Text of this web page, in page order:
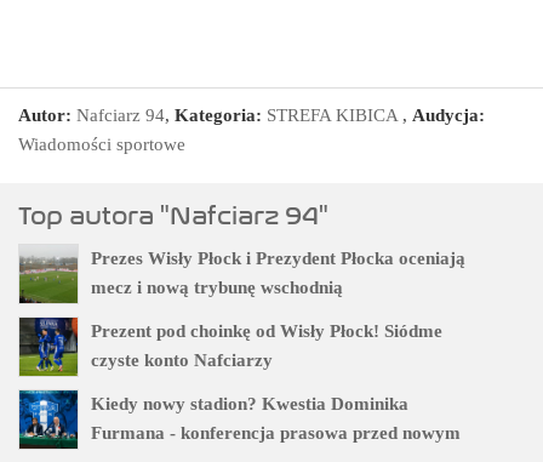
Autor: Nafciarz 94, Kategoria: STREFA KIBICA , Audycja:
Wiadomości sportowe
Top autora "Nafciarz 94"
Prezes Wisły Płock i Prezydent Płocka oceniają
mecz i nową trybunę wschodnią
Prezent pod choinkę od Wisły Płock! Siódme
czyste konto Nafciarzy
Kiedy nowy stadion? Kwestia Dominika
Furmana - konferencja prasowa przed nowym